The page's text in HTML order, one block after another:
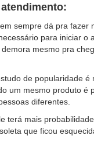
sempre dá pra fazer
para iniciar o
mesmo pra
de popularidade é
um mesmo produto é
diferentes.
terá mais
que ficou